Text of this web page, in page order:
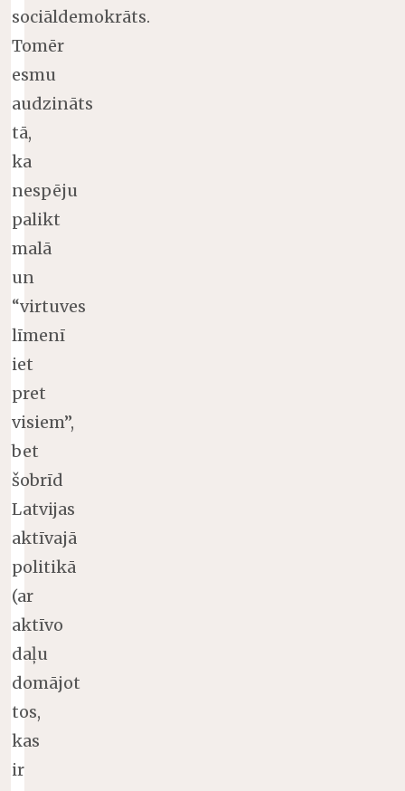
sociāldemokrāts.
Tomēr
esmu
audzināts
tā,
ka
nespēju
palikt
malā
un
“virtuves
līmenī
iet
pret
visiem”,
bet
šobrīd
Latvijas
aktīvajā
politikā
(ar
aktīvo
daļu
domājot
tos,
kas
ir